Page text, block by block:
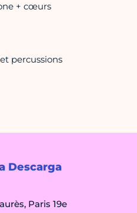
Descarga
Paris 19e
+ cœurs
percussions